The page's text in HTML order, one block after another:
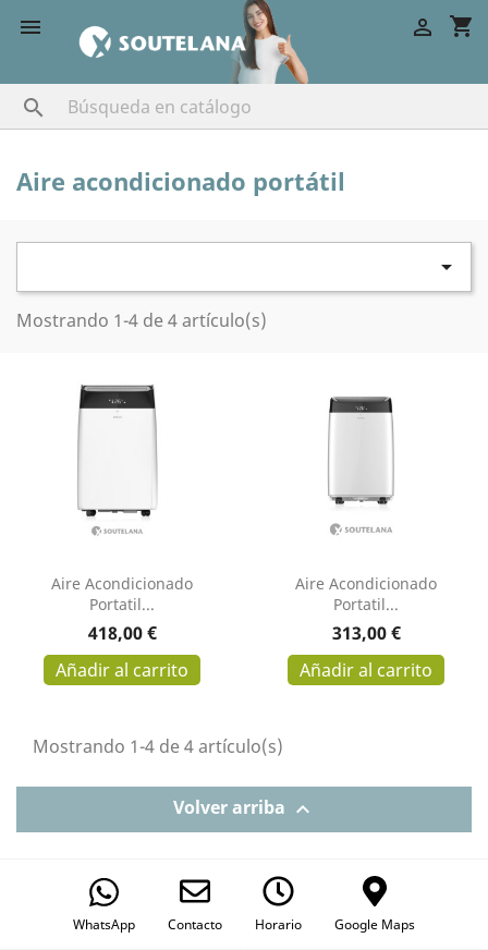
 shopping_cart


Aire acondicionado portátil

Mostrando 1-4 de 4 artículo(s)
Aire Acondicionado
Portatil...
Precio
418,00 €
Añadir al carrito
Aire Acondicionado
Portatil...
Precio
313,00 €
Añadir al carrito
Mostrando 1-4 de 4 artículo(s)
Volver arriba 
WhatsApp Contacto Horario Google Maps